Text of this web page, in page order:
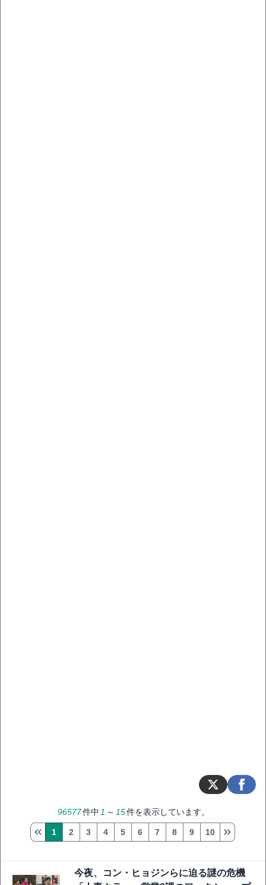
96577件中 1 ～ 15件を表示しています。
1 2 3 4 5 6 7 8 9 10
今夜、コン・ヒョジンらに迫る謎の危機